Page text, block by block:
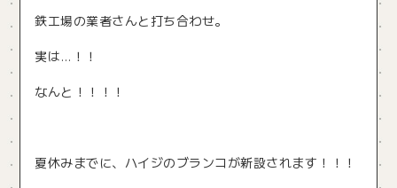
鉄工場の業者さんと打ち合わせ。
実は…！！
なんと！！！！
夏休みまでに、ハイジのブランコが新設されます！！！